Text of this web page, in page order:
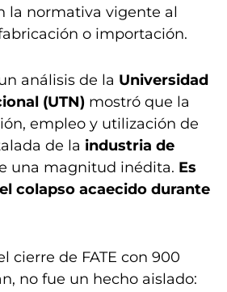
la normativa vigente al
o importación.
análisis de la Universidad
(UTN) mostró que la
empleo y utilización de
de la industria de
una magnitud inédita. Es
colapso acaecido durante
cierre de FATE con 900
no fue un hecho aislado: